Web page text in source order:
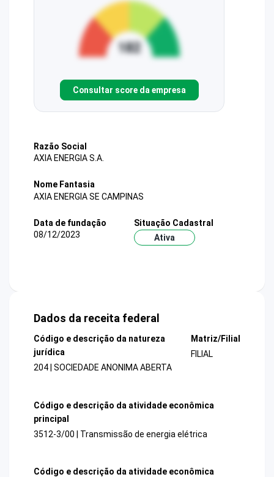
Consultar score da empresa
Razão Social
AXIA ENERGIA S.A.
Nome Fantasia
AXIA ENERGIA SE CAMPINAS
Data de fundação
08/12/2023
Situação Cadastral
Ativa
Dados da receita federal
Código e descrição da natureza
jurídica
204 | SOCIEDADE ANONIMA ABERTA
Matriz/Filial
FILIAL
Código e descrição da atividade econômica
principal
3512-3/00 | Transmissão de energia elétrica
Código e descrição da atividade econômica